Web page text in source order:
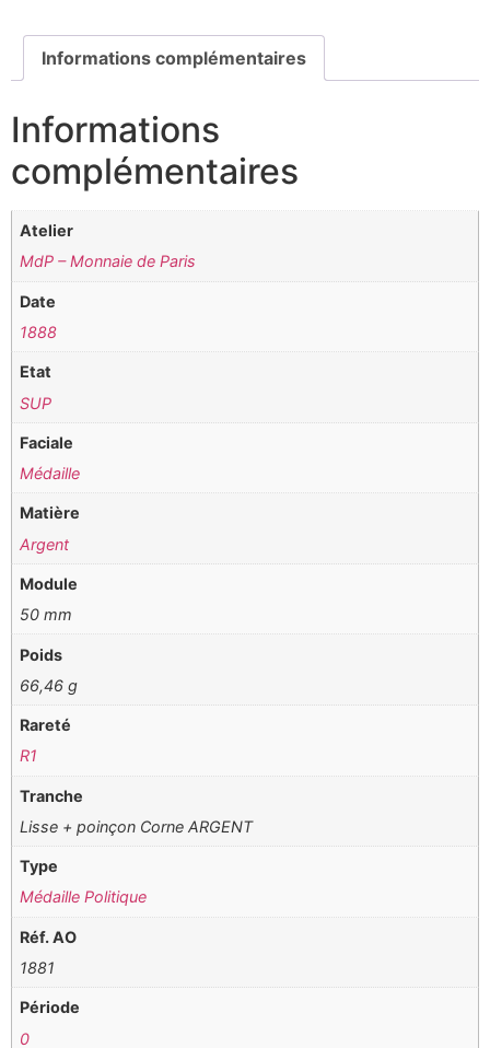
Informations complémentaires
Informations
complémentaires
Atelier
MdP – Monnaie de Paris
Date
1888
Etat
SUP
Faciale
Médaille
Matière
Argent
Module
50 mm
Poids
66,46 g
Rareté
R1
Tranche
Lisse + poinçon Corne ARGENT
Type
Médaille Politique
Réf. AO
1881
Période
0